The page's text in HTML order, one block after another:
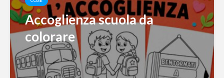
Accoglienza scuola da
colorare